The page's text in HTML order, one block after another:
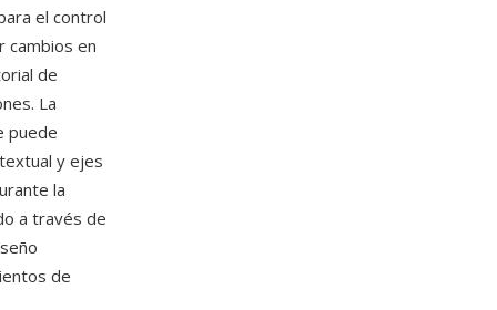
el control
en
de
La
puede
y ejes
la
a través de
de